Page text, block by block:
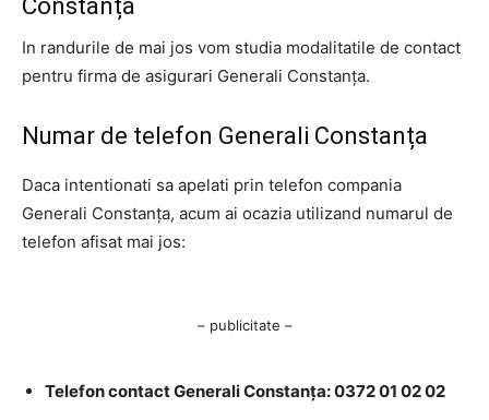
In randurile de mai jos vom studia modalitatile de contact
pentru firma de asigurari Generali Constanța.
Numar de telefon Generali Constanța
Daca intentionati sa apelati prin telefon compania
Generali Constanța, acum ai ocazia utilizand numarul de
telefon afisat mai jos:
– publicitate –
Telefon contact Generali Constanța: 0372 01 02 02